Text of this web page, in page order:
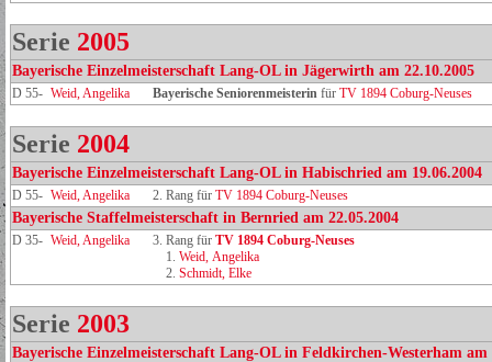
Serie 2005
Bayerische Einzelmeisterschaft Lang-OL in Jägerwirth am 22.10.2005
D 55- Weid, Angelika Bayerische Seniorenmeisterin für TV 1894 Coburg-Neuses
Serie 2004
Bayerische Einzelmeisterschaft Lang-OL in Habischried am 19.06.2004
D 55- Weid, Angelika 2. Rang für TV 1894 Coburg-Neuses
Bayerische Staffelmeisterschaft in Bernried am 22.05.2004
D 35- Weid, Angelika 3. Rang für TV 1894 Coburg‑Neuses
1. Weid, Angelika
2. Schmidt, Elke
Serie 2003
Bayerische Einzelmeisterschaft Lang-OL in Feldkirchen-Westerham am